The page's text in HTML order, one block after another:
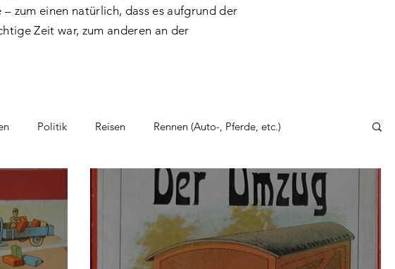
zum einen natürlich, dass es aufgrund der
Zeit war, zum anderen an der
Politik Reisen Rennen (Auto-, Pferde, etc.)
Auto, Zeppelin und Co Sonstige Themen
Spiele Verkehrsspiele Wirtschaftsspiele Wilder Westen